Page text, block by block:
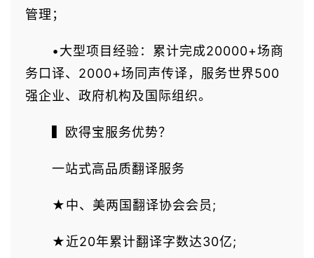
管理；
•大型项目经验：累计完成20000+场商
务口译、2000+场同声传译，服务世界500
强企业、政府机构及国际组织。
▍欧得宝服务优势？
一站式高品质翻译服务
★中、美两国翻译协会会员;
★近20年累计翻译字数达30亿;